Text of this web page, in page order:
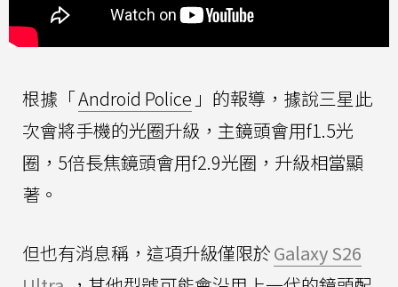
根據「Android Police 」的報導，據說三星此
次會將手機的光圈升級，主鏡頭會用f1.5光
圈，5倍長焦鏡頭會用f2.9光圈，升級相當顯
著。
但也有消息稱，這項升級僅限於Galaxy S26